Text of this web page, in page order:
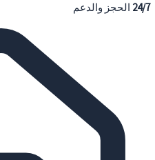
24/7 الحجز والدعم